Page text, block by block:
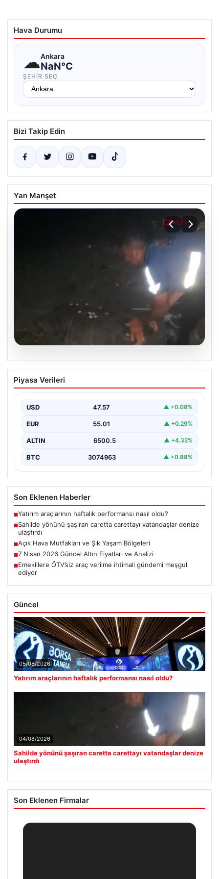
Hava Durumu
☁Ankara
NaN°C
ŞEHIR SEÇ
Bizi Takip Edin
Yan Manşet
Sahilde yönünü şaşıran caretta
carettayı vatandaşlar denize ulaştırdı
Piyasa Verileri
USD 47.57 ▲ +0.08%
EUR 55.01 ▲ +0.29%
ALTIN 6500.5 ▲ +4.32%
BTC 3074963 ▲ +0.88%
Son Eklenen Haberler
■Yatırım araçlarının haftalık performansı nasıl oldu?
■Sahilde yönünü şaşıran caretta carettayı vatandaşlar denize
ulaştırdı
■Açık Hava Mutfakları ve Şık Yaşam Bölgeleri
■7 Nisan 2026 Güncel Altın Fiyatları ve Analizi
■Emeklilere ÖTV’siz araç verilme ihtimali gündemi meşgul
ediyor
Güncel
05/08/2026
Yatırım araçlarının haftalık performansı nasıl oldu?
04/08/2026
Sahilde yönünü şaşıran caretta carettayı vatandaşlar denize
ulaştırdı
Son Eklenen Firmalar